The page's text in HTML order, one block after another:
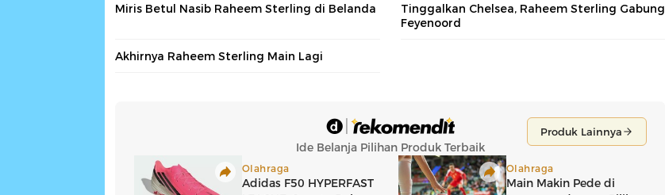
Miris Betul Nasib Raheem Sterling di Belanda
Tinggalkan Chelsea, Raheem Sterling Gabung
Feyenoord
Akhirnya Raheem Sterling Main Lagi